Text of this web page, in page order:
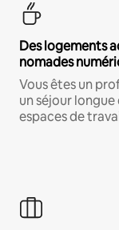
Des logements
nomades
Vous êtes un
un séjour
espaces de